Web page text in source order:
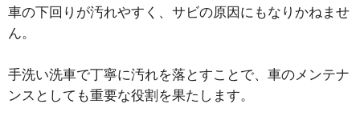
車の下回りが汚れやすく、サビの原因にもなりかねませ
ん。
手洗い洗車で丁寧に汚れを落とすことで、車のメンテナ
ンスとしても重要な役割を果たします。